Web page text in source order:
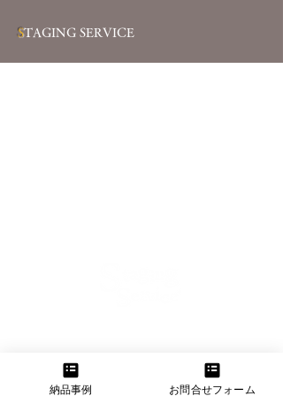
STAGING SERVICE
TEL：06-6160-3555 FAX：06-6160-3556
納品事例 お問合せフォーム